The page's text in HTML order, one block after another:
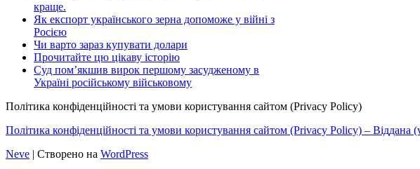
краще.
Як експорт українського зерна допоможе у війні з
Росією
Чи варто зараз купувати долари
Прочитайте цю цікаву історію
Суд пом’якшив вирок першому засудженому в
Україні російському військовому
Політика конфіденційності та умови користування сайтом (Privacy Policy)
Політика конфіденційності та умови користування сайтом (Privacy Policy) – Віддана
Neve | Створено на WordPress